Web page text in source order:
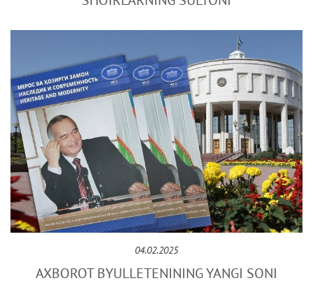
04.02.2025
AXBOROT BYULLЕTЕNINING YANGI SONI